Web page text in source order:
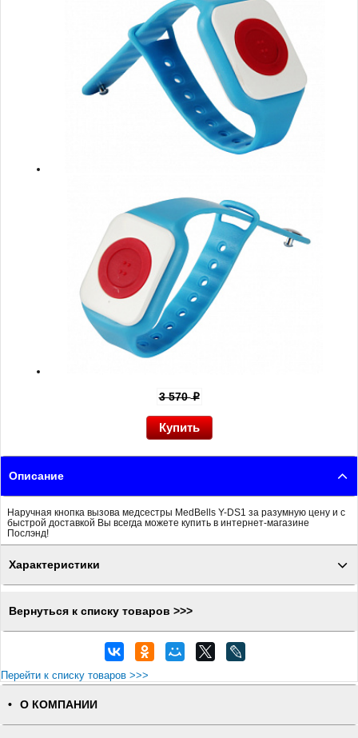
3 570p
Описание
Наручная кнопка вызова медсестры MedBells Y-DS1 за разумную цену и с
быстрой доставкой Вы всегда можете купить в интернет-магазине
Послэнд!
Характеристики
Вернуться к списку товаров >>>
Перейти к списку товаров >>>
О КОМПАНИИ